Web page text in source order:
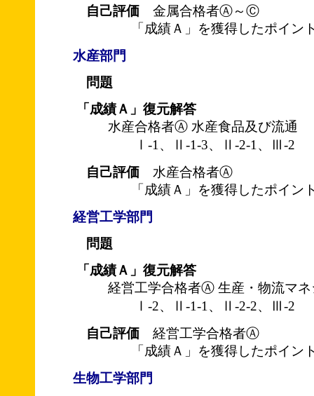
自己評価 金属合格者Ⓐ～Ⓒ
「成績Ａ」を獲得したポイン
水産部門
問題
「成績Ａ」復元解答
水産合格者Ⓐ 水産食品及び流通
Ⅰ-1、Ⅱ-1-3、Ⅱ-2-1、Ⅲ-2
自己評価 水産合格者Ⓐ
「成績Ａ」を獲得したポイン
経営工学部門
問題
「成績Ａ」復元解答
経営工学合格者Ⓐ 生産・物流マネ
Ⅰ-2、Ⅱ-1-1、Ⅱ-2-2、Ⅲ-2
自己評価 経営工学合格者Ⓐ
「成績Ａ」を獲得したポイン
生物工学部門